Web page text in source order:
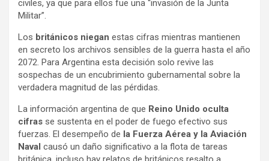
civiles, ya que para ellos fue una “invasión de la Junta
Militar”.
Los británicos niegan estas cifras mientras mantienen
en secreto los archivos sensibles de la guerra hasta el año
2072. Para Argentina esta decisión solo revive las
sospechas de un encubrimiento gubernamental sobre la
verdadera magnitud de las pérdidas.
La información argentina de que Reino Unido oculta
cifras se sustenta en el poder de fuego efectivo sus
fuerzas. El desempeño de la Fuerza Aérea y la Aviación
Naval causó un daño significativo a la flota de tareas